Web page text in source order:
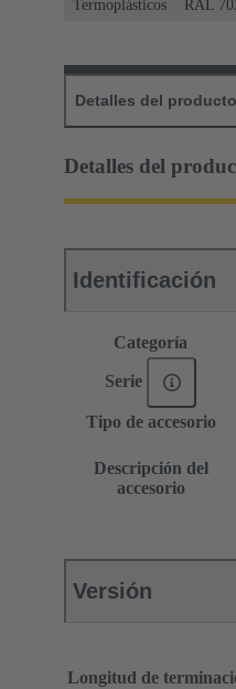
Termoplásticos
RAL
Detalles del producto
Detalles del
Identificación
Categoría
Serie
Tipo de accesorio
Descripción del
accesorio
Versión
Longitud de